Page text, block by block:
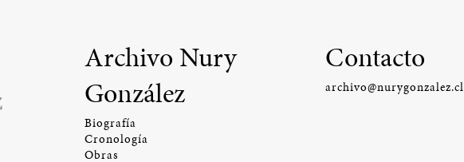
Archivo Nury
González
Biografía
Cronología
Obras
Contacto
archivo@nurygonzalez.cl